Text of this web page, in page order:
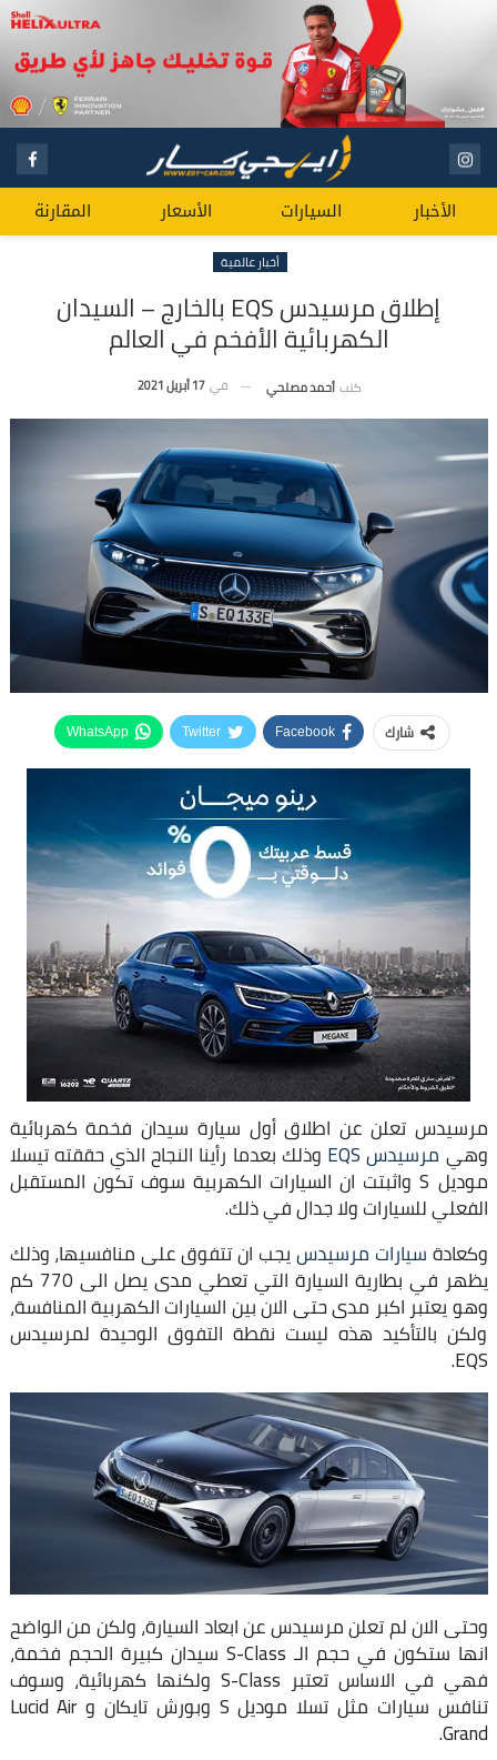
الأخبار السيارات الأسعار المقارنة
أخبار عالمية
إطلاق مرسيدس EQS بالخارج – السيدان
الكهربائية الأفخم في العالم
كتب أحمد مصلحي في 17 أبريل 2021
شارك Facebook
Twitter
WhatsApp
مرسيدس تعلن عن اطلاق أول سيارة سيدان فخمة كهربائية
وهي مرسيدس EQS وذلك بعدما رأينا النجاح الذي حققته تيسلا
موديل S واثبتت ان السيارات الكهربية سوف تكون المستقبل
الفعلي للسيارات ولا جدال في ذلك.
وكعادةسيارات مرسيدسيجب ان تتفوق على منافسيها، وذلك
يظهر في بطارية السيارة التي تعطي مدى يصل الى 770 كم
وهو يعتبر اكبر مدى حتى الان بين السيارات الكهربية المنافسة،
ولكن بالتأكيد هذه ليست نقطة التفوق الوحيدة لمرسيدس
EQS.
وحتى الان لم تعلن مرسيدس عن ابعاد السيارة، ولكن من الواضح
انها ستكون في حجم الـ S-Class سيدان كبيرة الحجم فخمة،
فهي في الاساس تعتبر S-Class ولكنها كهربائية، وسوف
تنافس سيارات مثل تسلا موديل S وبورش تايكان و Lucid Air
Grand.